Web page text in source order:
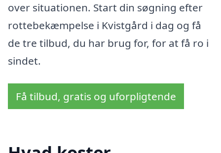
over situationen. Start din søgning efter
rottebekæmpelse i Kvistgård i dag og få
de tre tilbud, du har brug for, for at få ro i
sindet.
Få tilbud, gratis og uforpligtende